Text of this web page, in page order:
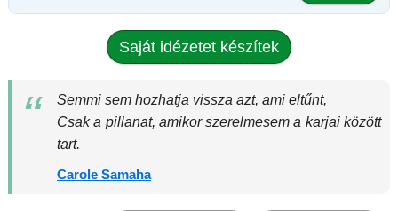
Saját idézetet készítek
Semmi sem hozhatja vissza azt, ami eltűnt,
Csak a pillanat, amikor szerelmesem a karjai között
tart.
Carole Samaha